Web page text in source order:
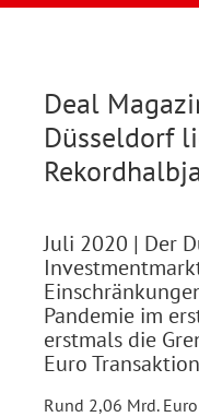
Deal
Düsseldorf
Juli 2020 | Der
Pandemie im
erstmals die
Euro
Rund 2,06 Mrd.